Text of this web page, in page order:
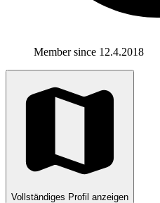
Member since 12.4.2018
Vollständiges Profil anzeigen